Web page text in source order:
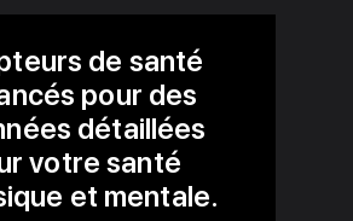
de santé
pour des
détaillées
votre santé
et mentale.